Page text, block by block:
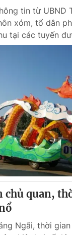
tin từ UBND
xóm, tổ dân
tại các tuyến
chủ quan,
Ngãi, thời